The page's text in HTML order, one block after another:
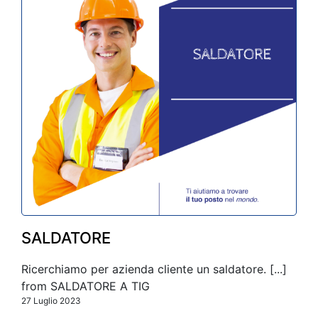
SALDATORE
Ricerchiamo per azienda cliente un saldatore. [...]
from SALDATORE A TIG
27 Luglio 2023